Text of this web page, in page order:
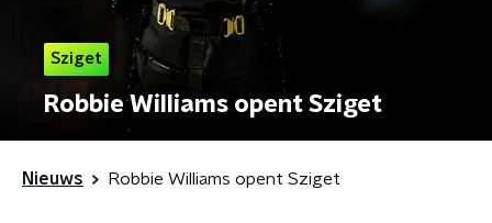
Sziget
Robbie Williams opent Sziget
Nieuws Robbie Williams opent Sziget